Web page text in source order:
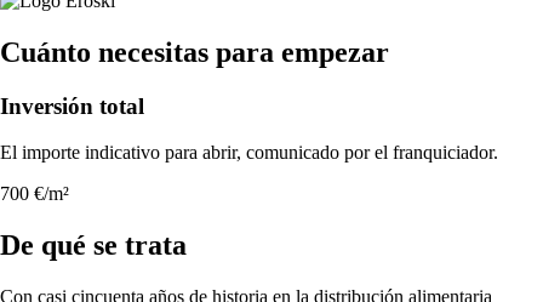
Cuánto necesitas para empezar
Inversión total
El importe indicativo para abrir, comunicado por el franquiciador.
700 €/m²
De qué se trata
Con casi cincuenta años de historia en la distribución alimentaria